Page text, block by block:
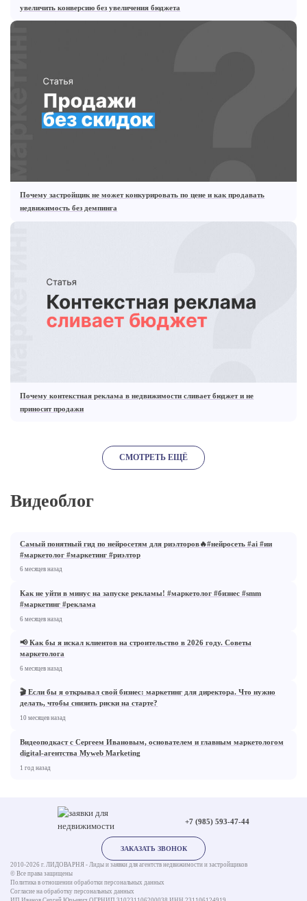
увеличить конверсию без увеличения бюджета
Почему застройщик не может конкурировать по цене и как продавать
недвижимость без демпинга
Почему контекстная реклама в недвижимости сливает бюджет и не
приносит продажи
СМОТРЕТЬ ЕЩЁ
Видеоблог
Самый понятный гид по нейросетям для риэлторов🔥#нейросеть #ai #ии
#маркетолог #маркетинг #риэлтор
6 месяцев назад
Как не уйти в минус на запуске рекламы! #маркетолог #бизнес #smm
#маркетинг #реклама
6 месяцев назад
📢 Как бы я искал клиентов на строительство в 2026 году. Cоветы
маркетолога
6 месяцев назад
🎬 Если бы я открывал свой бизнес: маркетинг для директора. Что нужно
делать, чтобы снизить риски на старте?
10 месяцев назад
Видеоподкаст с Сергеем Ивановым, основателем и главным маркетологом
digital-агентства Myweb Marketing
1 год назад
+7 (985) 593-47-44
ЗАКАЗАТЬ ЗВОНОК
2010-2026 г. ЛИДОВАРНЯ - Лиды и заявки для агентств недвижимости и застройщиков
© Все права защищены
Политика в отношении обработки персональных данных
Согласие на обработку персональных данных